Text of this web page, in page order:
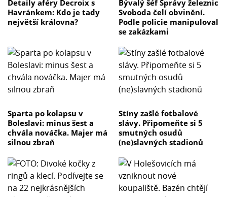
Detaily aféry Decroix s
Havránkem: Kdo je tady
největší královna?
Bývalý šéf Správy železnic
Svoboda čelí obvinění.
Podle policie manipuloval
se zakázkami
Sparta po kolapsu v
Boleslavi: minus šest a
chvála nováčka. Majer má
silnou zbraň
Stíny zašlé fotbalové
slávy. Připomeňte si 5
smutných osudů
(ne)slavných stadionů